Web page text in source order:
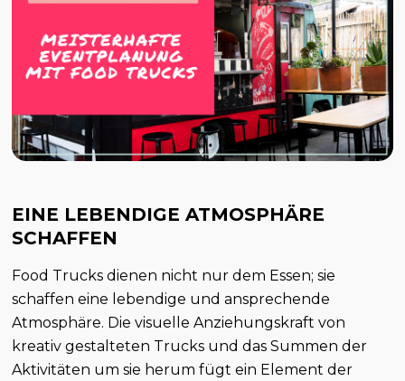
EINE LEBENDIGE ATMOSPHÄRE
SCHAFFEN
Food Trucks dienen nicht nur dem Essen; sie
schaffen eine lebendige und ansprechende
Atmosphäre. Die visuelle Anziehungskraft von
kreativ gestalteten Trucks und das Summen der
Aktivitäten um sie herum fügt ein Element der